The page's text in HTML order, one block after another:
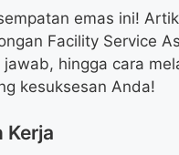
emas ini!
Facility Service
hingga cara
kesuksesan Anda!
Kerja